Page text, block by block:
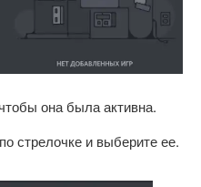
она была активна.
стрелочке и выберите ее.